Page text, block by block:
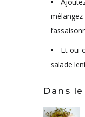
Et oui
salade
Dans